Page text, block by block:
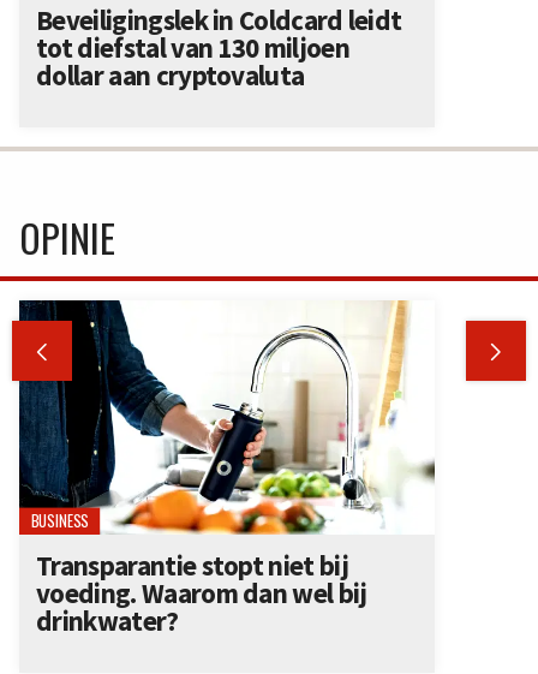
Beveiligingslek in Coldcard leidt
tot diefstal van 130 miljoen
dollar aan cryptovaluta
OPINIE
 
BUSINESS
Transparantie stopt niet bij
voeding. Waarom dan wel bij
drinkwater?